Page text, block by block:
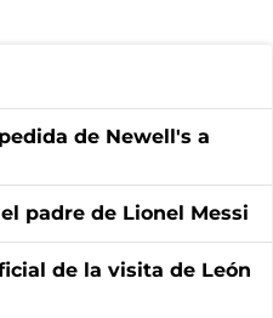
de Newell's a
padre de Lionel Messi
de la visita de León